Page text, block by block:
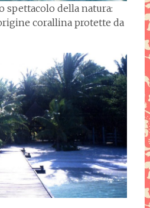
spettacolo della natura:
corallina protette da